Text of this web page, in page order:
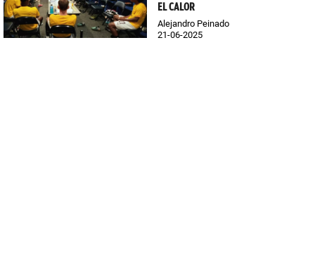
EL CALOR
Alejandro Peinado
21-06-2025